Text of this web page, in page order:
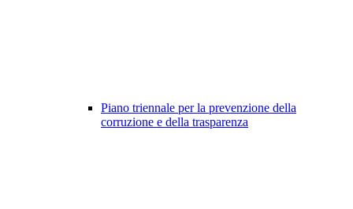
Piano triennale per la prevenzione della
corruzione e della trasparenza